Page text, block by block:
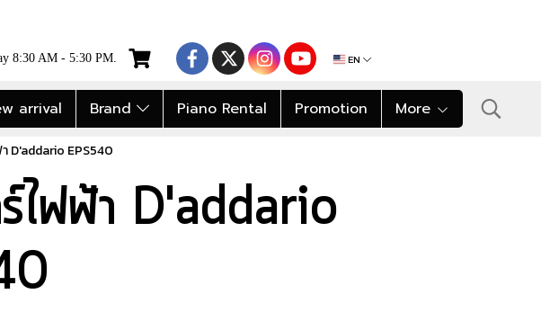
8:30 AM - 5:30 PM. EN
arrival Brand Piano Rental Promotion More
D'addario EPS540
ไฟฟ้า D'addario